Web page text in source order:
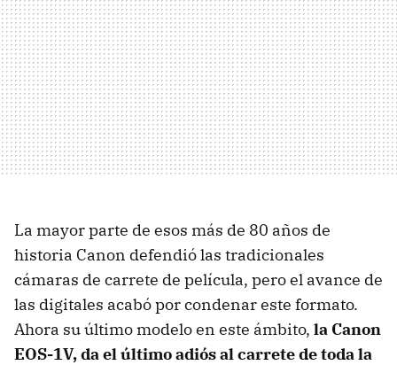
La mayor parte de esos más de 80 años de
historia Canon defendió las tradicionales
cámaras de carrete de película, pero el avance de
las digitales acabó por condenar este formato.
Ahora su último modelo en este ámbito, la Canon
EOS-1V, da el último adiós al carrete de toda la